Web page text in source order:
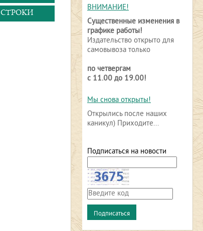
СТРОКИ
ВНИМАНИЕ!
Существенные изменения в
графике работы!
Издательство открыто для
самовывоза только
по четвергам
с 11.00 до 19.00!
Мы снова открыты!
Открылись после наших
каникул) Приходите...
Подписаться на новости